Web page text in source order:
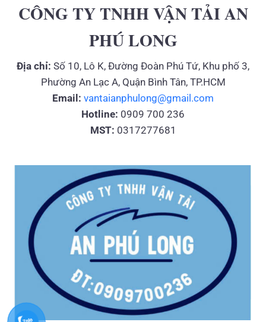
CÔNG TY TNHH VẬN TẢI AN
PHÚ LONG
Địa chỉ: Số 10, Lô K, Đường Đoàn Phú Tứ, Khu phố 3,
Phường An Lạc A, Quận Bình Tân, TP.HCM
Email: vantaianphulong@gmail.com
Hotline: 0909 700 236
MST: 0317277681